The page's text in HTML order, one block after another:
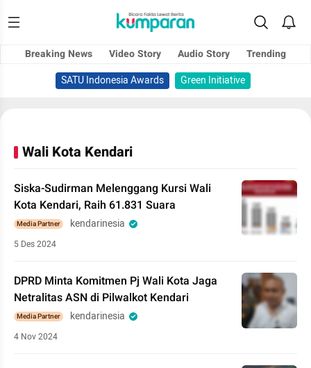
Breaking News Video Story Audio Story
Trending
SATU Indonesia Awards
Green Initiative
Wali Kota Kendari
Siska-Sudirman Melenggang Kursi Wali
Kota Kendari, Raih 61.831 Suara
Media Partner kendarinesia
5 Des 2024
DPRD Minta Komitmen Pj Wali Kota Jaga
Netralitas ASN di Pilwalkot Kendari
Media Partner kendarinesia
4 Nov 2024